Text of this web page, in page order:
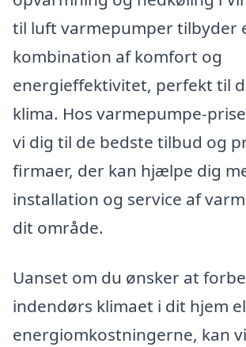
til luft varmepumper tilbyder
kombination af komfort og
energieffektivitet, perfekt til
klima. Hos varmepumpe-
vi dig til de bedste tilbud og
firmaer, der kan hjælpe dig
installation og service af
dit område.
Uanset om du ønsker at
indendørs klimaet i dit hjem
energiomkostningerne, kan